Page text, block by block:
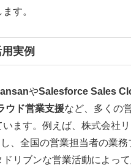
す。
実例
やSalesforce Sales
ウド営業支援など、多くの
ます。例えば、株式会社
、全国の営業担当者の業務
リブンな営業活動によっ